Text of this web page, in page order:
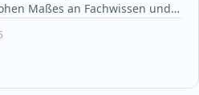
Maßes an Fachwissen und